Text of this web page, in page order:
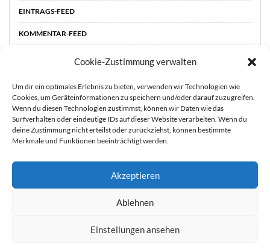
Cookie-Zustimmung verwalten
Um dir ein optimales Erlebnis zu bieten, verwenden wir Technologien wie
Cookies, um Geräteinformationen zu speichern und/oder darauf zuzugreifen.
Wenn du diesen Technologien zustimmst, können wir Daten wie das
Surfverhalten oder eindeutige IDs auf dieser Website verarbeiten. Wenn du
deine Zustimmung nicht erteilst oder zurückziehst, können bestimmte
Merkmale und Funktionen beeinträchtigt werden.
Akzeptieren
Ablehnen
Einstellungen ansehen
EINTRAGS-FEED
KOMMENTAR-FEED
STARTSEITE
ÜBER
KOOPERATIONEN
Sie können die Erfassung Ihrer Daten durch Google Analytics
verhindern, indem Sie auf folgenden Link klicken. Es wird ein
Opt-Out-Cookie gesetzt, der die Erfassung Ihrer Daten bei